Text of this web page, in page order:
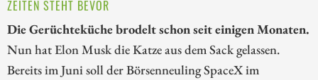
EITEN STEHT BEVOR
Die Gerüchteküche brodelt schon seit einigen Monaten.
Nun hat Elon Musk die Katze aus dem Sack gelassen.
Bereits im Juni soll der Börsenneuling SpaceX im